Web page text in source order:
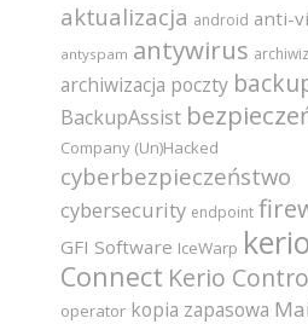
aktualizacja android anti-
antyspam antywirus
archiwizacja poczty
BackupAssist
Company (Un)Hacked
cyberbezpieczeństwo
cybersecurity endpoint
GFI Software IceWarp kerio
Connect Kerio
operator kopia zapasowa